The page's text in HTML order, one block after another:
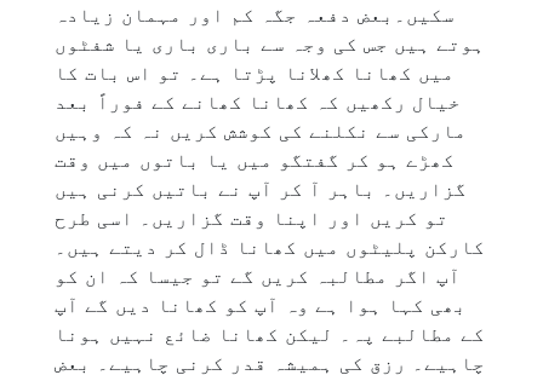
سکیں۔بعض دفعہ جگہ کم اور مہمان زیادہ
ہوتے ہیں جس کی وجہ سے باری باری یا شفٹوں
میں کھانا کھلانا پڑتا ہے۔ تو اس بات کا
خیال رکھیں کہ کھانا کھانے کے فوراً بعد
مارکی سے نکلنے کی کوشش کریں نہ کہ وہیں
کھڑے ہو کر گفتگو میں یا باتوں میں وقت
گزاریں۔ باہر آ کر آپ نے باتیں کرنی ہیں
تو کریں اور اپنا وقت گزاریں۔ اسی طرح
کارکن پلیٹوں میں کھانا ڈال کر دیتے ہیں۔
آپ اگر مطالبہ کریں گے تو جیسا کہ ان کو
بھی کہا ہوا ہے وہ آپ کو کھانا دیں گے آپ
کے مطالبے پہ۔ لیکن کھانا ضائع نہیں ہونا
چاہیے۔ رزق کی ہمیشہ قدر کرنی چاہیے۔ بعض